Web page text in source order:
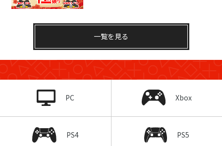
一覧を見る
PC Xbox
PS4 PS5